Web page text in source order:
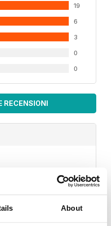
About
19
6
3
0
0
RECENSIONI
Recensito 12 giugno 2020